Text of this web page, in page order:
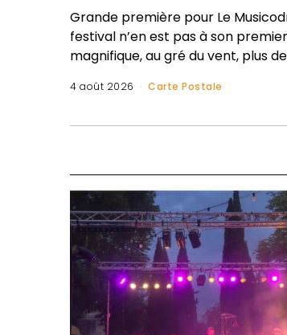
Grande première pour Le
festival n’en est pas à son
magnifique, au gré du vent, plus
4 août 2026 Carte Postale